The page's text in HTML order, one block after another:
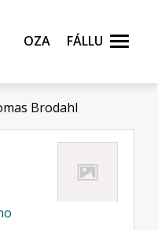
Oza
Fállu
Brodahl